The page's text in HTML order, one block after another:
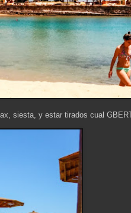
siesta, y estar tirados cual